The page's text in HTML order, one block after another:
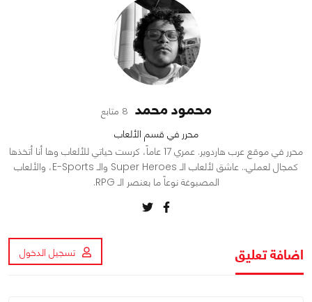
محمود محمد 8 متابع
محرر في قسم الألعاب
محرر في موقع عرب هاردوير. عمري 17 عاماً، كرست حياتي للألعاب وها أنا أتخذها
كمجال لعملي.. عاشق لألعاب الـ Super Heroes والـ E-Sports، والألعاب
المصبوغة نوعاً ما بعنصر الـ RPG.
اضافة تعليق تسجيل الدخول